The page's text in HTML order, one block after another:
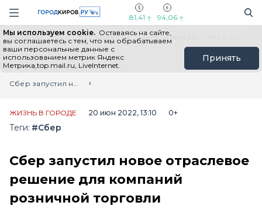
Навигация сайта
81,41 94,06
Мы используем cookie. Оставаясь на сайте,
вы соглашаетесь с тем, что мы обрабатываем
ваши персональные данные с
использованием метрик Яндекс
Метрика,top.mail.ru, LiveInternet.
Принять
Выборы - 2026 Все новости Мы в Telegram
Главная
Лента новостей
Сбер запустил новое отраслевое решение для компаний розничной торговли
ЖИЗНЬ В ГОРОДЕ 20 июн 2022, 13:10 0+
Теги: #Сбер
Сбер запустил новое отраслевое
решение для компаний
розничной торговли